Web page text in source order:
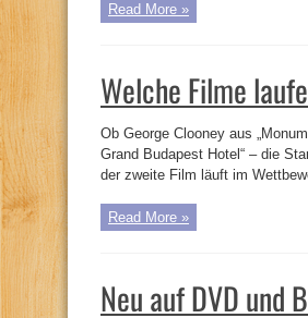
Read More »
Welche Filme
Ob George Clooney aus
Grand Budapest Hotel“ – die
der zweite Film läuft im
Read More »
Neu auf DVD und